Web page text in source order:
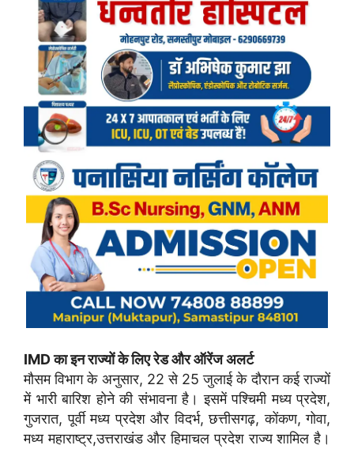
IMD का इन राज्यों के लिए रेड और ऑरेंज अलर्ट
मौसम विभाग के अनुसार, 22 से 25 जुलाई के दौरान कई राज्यों
में भारी बारिश होने की संभावना है। इसमें पश्चिमी मध्य प्रदेश,
गुजरात, पूर्वी मध्य प्रदेश और विदर्भ, छत्तीसगढ़, कोंकण, गोवा,
मध्य महाराष्ट्र,उत्तराखंड और हिमाचल प्रदेश राज्य शामिल है।